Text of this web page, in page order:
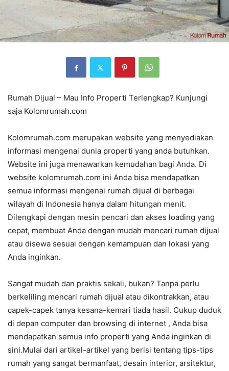
Rumah Dijual – Mau Info Properti Terlengkap? Kunjungi
saja Kolomrumah.com
Kolomrumah.com merupakan website yang menyediakan
informasi mengenai dunia properti yang anda butuhkan.
Website ini juga menawarkan kemudahan bagi Anda. Di
website kolomrumah.com ini Anda bisa mendapatkan
semua informasi mengenai rumah dijual di berbagai
wilayah di Indonesia hanya dalam hitungan menit.
Dilengkapi dengan mesin pencari dan akses loading yang
cepat, membuat Anda dengan mudah mencari rumah dijual
atau disewa sesuai dengan kemampuan dan lokasi yang
Anda inginkan.
Sangat mudah dan praktis sekali, bukan? Tanpa perlu
berkeliling mencari rumah dijual atau dikontrakkan, atau
capek-capek tanya kesana-kemari tiada hasil. Cukup duduk
di depan computer dan browsing di internet , Anda bisa
mendapatkan semua info properti yang Anda inginkan di
sini.Mulai dari artikel-artikel yang berisi tentang tips-tips
rumah yang sangat bermanfaat, desain interior, arsitektur,